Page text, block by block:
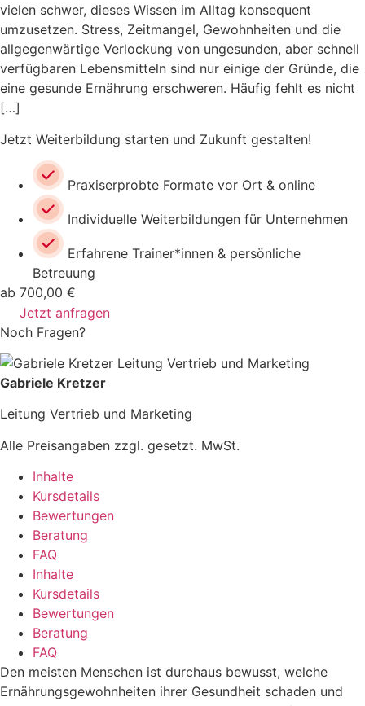
vielen schwer, dieses Wissen im Alltag konsequent
umzusetzen. Stress, Zeitmangel, Gewohnheiten und die
allgegenwärtige Verlockung von ungesunden, aber schnell
verfügbaren Lebensmitteln sind nur einige der Gründe, die
eine gesunde Ernährung erschweren. Häufig fehlt es nicht
[…]
Jetzt Weiterbildung starten und Zukunft gestalten!
Praxiserprobte Formate vor Ort & online
Individuelle Weiterbildungen für Unternehmen
Erfahrene Trainer*innen & persönliche
Betreuung
ab 700,00 €
Jetzt anfragen
Noch Fragen?
Gabriele Kretzer
Leitung Vertrieb und Marketing
Alle Preisangaben zzgl. gesetzt. MwSt.
Inhalte
Kursdetails
Bewertungen
Beratung
FAQ
Inhalte
Kursdetails
Bewertungen
Beratung
FAQ
Den meisten Menschen ist durchaus bewusst, welche
Ernährungsgewohnheiten ihrer Gesundheit schaden und